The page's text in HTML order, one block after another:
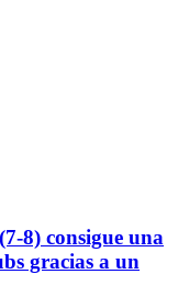
8) consigue una
gracias a un